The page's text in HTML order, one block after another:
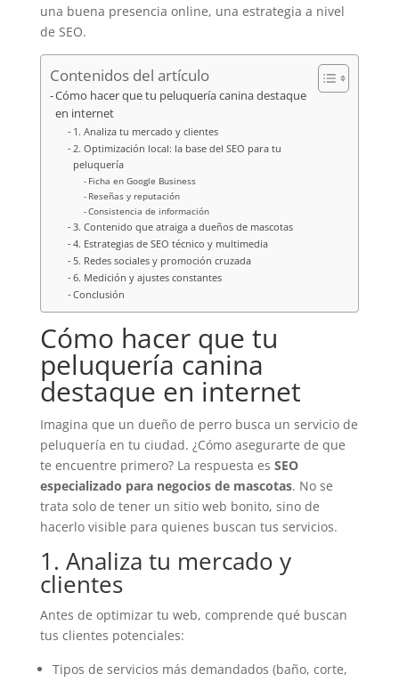
una buena presencia online, una estrategia a nivel
de SEO.
Contenidos del artículo
Cómo hacer que tu peluquería canina destaque
en internet
1. Analiza tu mercado y clientes
2. Optimización local: la base del SEO para tu
peluquería
Ficha en Google Business
Reseñas y reputación
Consistencia de información
3. Contenido que atraiga a dueños de mascotas
4. Estrategias de SEO técnico y multimedia
5. Redes sociales y promoción cruzada
6. Medición y ajustes constantes
Conclusión
Cómo hacer que tu
peluquería canina
destaque en internet
Imagina que un dueño de perro busca un servicio de
peluquería en tu ciudad. ¿Cómo asegurarte de que
te encuentre primero? La respuesta es SEO
especializado para negocios de mascotas. No se
trata solo de tener un sitio web bonito, sino de
hacerlo visible para quienes buscan tus servicios.
1. Analiza tu mercado y
clientes
Antes de optimizar tu web, comprende qué buscan
tus clientes potenciales:
Tipos de servicios más demandados (baño, corte,